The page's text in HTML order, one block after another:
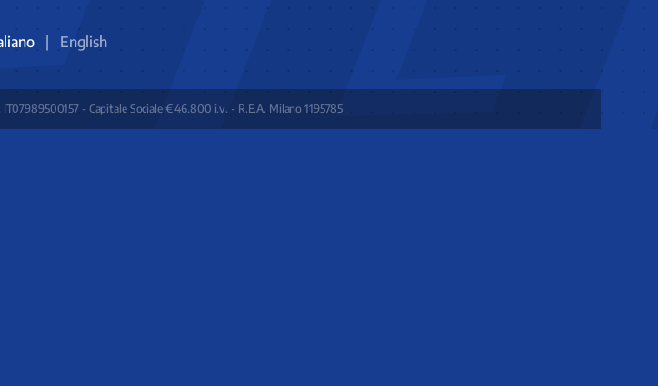
English
- Capitale Sociale € 46.800 i.v. - R.E.A. Milano 1195785